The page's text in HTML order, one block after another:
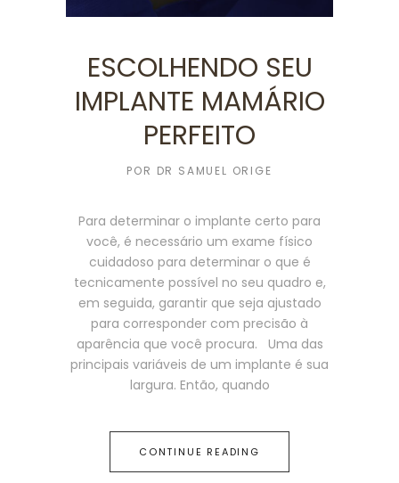
ESCOLHENDO SEU
IMPLANTE MAMÁRIO
PERFEITO
POR DR SAMUEL ORIGE
Para determinar o implante certo para
você, é necessário um exame físico
cuidadoso para determinar o que é
tecnicamente possível no seu quadro e,
em seguida, garantir que seja ajustado
para corresponder com precisão à
aparência que você procura. Uma das
principais variáveis de um implante é sua
largura. Então, quando
CONTINUE READING